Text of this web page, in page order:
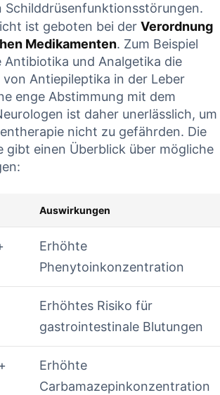
Schilddrüsenfunktionsstörungen.
ist geboten bei der Verordnung⁣
Medikamenten. Zum Beispiel
Antibiotika⁢ und Analgetika⁣ die
Antiepileptika in der Leber
enge Abstimmung mit dem
ist daher unerlässlich, um
nicht zu gefährden. Die
gibt einen Überblick über mögliche‌
Auswirkungen
Erhöhte
Phenytoinkonzentration
Erhöhtes ⁤Risiko für
gastrointestinale Blutungen
Erhöhte
Carbamazepinkonzentration